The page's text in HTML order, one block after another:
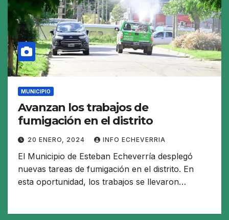
MUNICIPIO
Avanzan los trabajos de
fumigación en el distrito
20 ENERO, 2024 INFO ECHEVERRIA
El Municipio de Esteban Echeverría desplegó
nuevas tareas de fumigación en el distrito. En
esta oportunidad, los trabajos se llevaron…